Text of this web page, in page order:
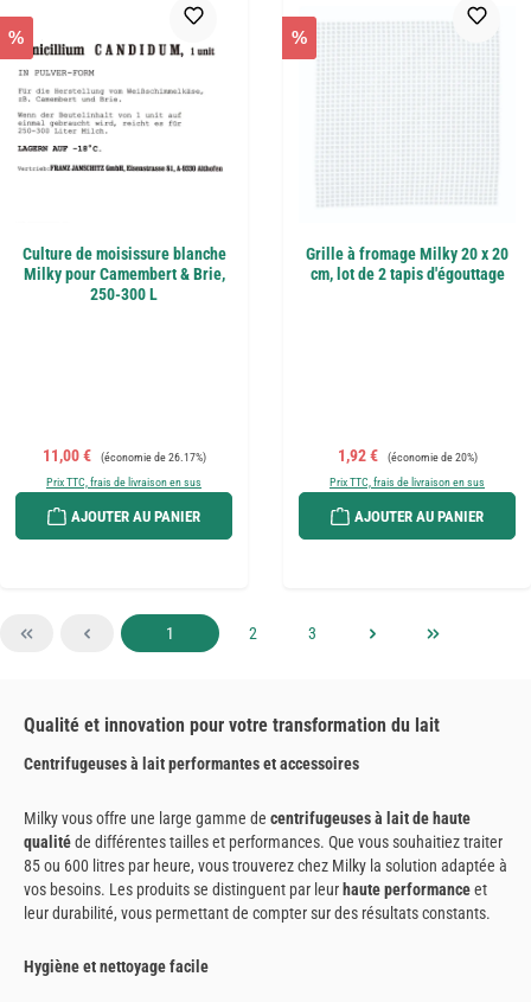
%
Culture de moisissure blanche
Milky pour Camembert & Brie,
250-300 L
Prix de vente :
11,00 € Prix régulier :
(économie de 26.17%)
Prix TTC, frais de livraison en sus
AJOUTER AU PANIER
%
Grille à fromage Milky 20 x 20
cm, lot de 2 tapis d'égouttage
Prix de vente :
1,92 € Prix régulier :
(économie de 20%)
Prix TTC, frais de livraison en sus
AJOUTER AU PANIER
Page
1 Page
2 Page
3
Qualité et innovation pour votre transformation du lait
Centrifugeuses à lait performantes et accessoires
Milky vous offre une large gamme de centrifugeuses à lait de haute
qualitéde différentes tailles et performances. Que vous souhaitiez traiter
85 ou 600 litres par heure, vous trouverez chez Milky la solution adaptée à
vos besoins. Les produits se distinguent par leur haute performanceet
leur durabilité, vous permettant de compter sur des résultats constants.
Hygiène et nettoyage facile